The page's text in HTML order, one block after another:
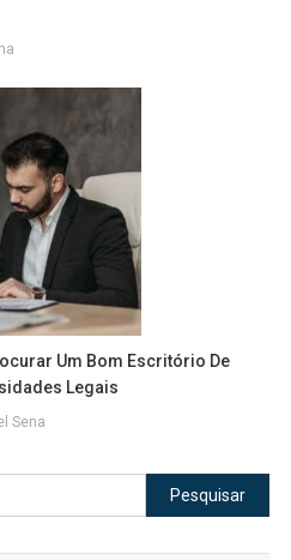
Um Bom Escritório De
Legais
Sena
Pesquisar
por: